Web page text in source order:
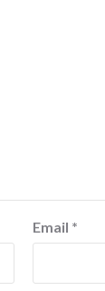
Email *